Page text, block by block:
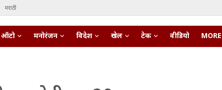
मराठी
ऑटो मनोरंजन विदेश खेल टेक वीडियो MORE